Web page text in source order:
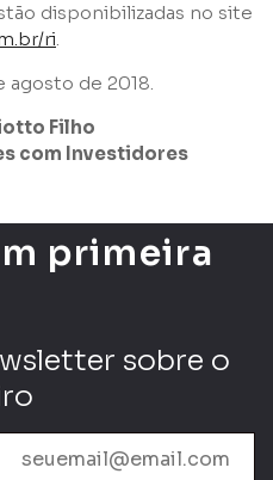
disponibilizadas no site
ri.
agosto de 2018.
Filho
com Investidores
primeira
sobre o